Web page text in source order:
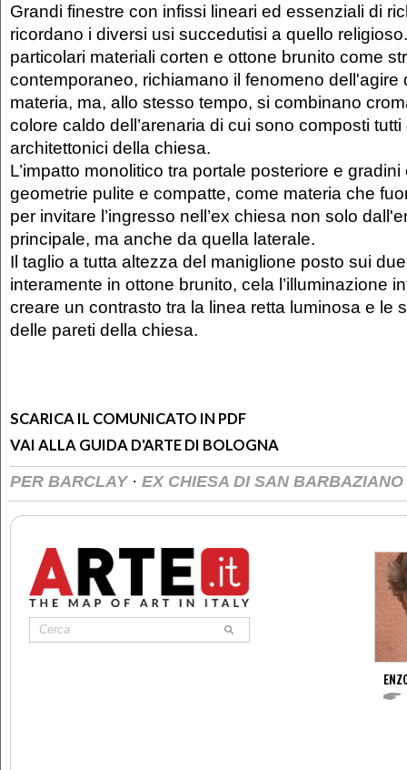
Grandi finestre con infissi lineari ed essenziali di
ricordano i diversi usi succedutisi a quello
particolari materiali corten e ottone brunito come
contemporaneo, richiamano il fenomeno dell'agire
materia, ma, allo stesso tempo, si combinano
colore caldo dell’arenaria di cui sono composti
architettonici della chiesa.
L’impatto monolitico tra portale posteriore e
geometrie pulite e compatte, come materia che
per invitare l’ingresso nell’ex chiesa non solo
principale, ma anche da quella laterale.
Il taglio a tutta altezza del maniglione posto sui
interamente in ottone brunito, cela l’illuminazione
creare un contrasto tra la linea retta luminosa e le
delle pareti della chiesa.
SCARICA IL COMUNICATO IN PDF
VAI ALLA GUIDA D'ARTE DI BOLOGNA
PER BARCLAY · EX CHIESA DI SAN BARBAZIANO